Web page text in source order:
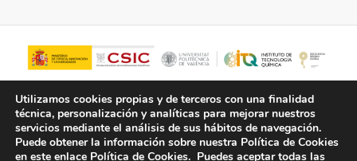
Utilizamos cookies propias y de terceros con una finalidad
técnica, personalización y analíticas para mejorar nuestros
servicios mediante el análisis de sus hábitos de navegación.
Puede obtener la información sobre nuestra Política de Cookies
en este enlace Política de Cookies. Puedes aceptar todas las